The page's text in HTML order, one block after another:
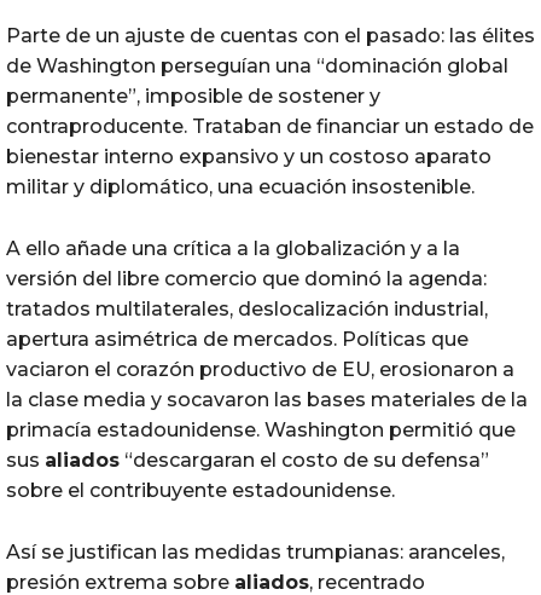
Parte de un ajuste de cuentas con el pasado: las élites
de Washington perseguían una “dominación global
permanente”, imposible de sostener y
contraproducente. Trataban de financiar un estado de
bienestar interno expansivo y un costoso aparato
militar y diplomático, una ecuación insostenible.
A ello añade una crítica a la globalización y a la
versión del libre comercio que dominó la agenda:
tratados multilaterales, deslocalización industrial,
apertura asimétrica de mercados. Políticas que
vaciaron el corazón productivo de EU, erosionaron a
la clase media y socavaron las bases materiales de la
primacía estadounidense. Washington permitió que
sus aliados “descargaran el costo de su defensa”
sobre el contribuyente estadounidense.
Así se justifican las medidas trumpianas: aranceles,
presión extrema sobre aliados, recentrado